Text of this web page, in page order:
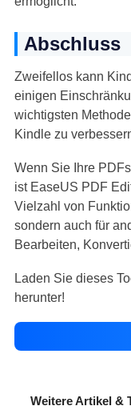
Abschluss
Zweifellos kann
einigen
wichtigsten
Kindle zu
Wenn Sie Ihre
ist EaseUS PDF
Vielzahl von
sondern auch für
Bearbeiten,
Laden Sie dieses
herunter!
Weitere Artikel &